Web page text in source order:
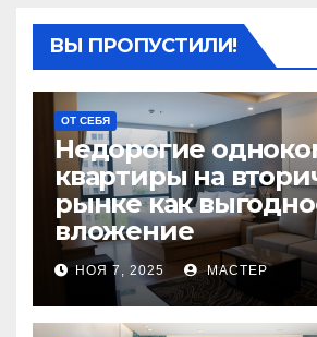
ВЫ ПРОПУСТИЛИ!
ОТ СЕБЯ
Недорогие
квартиры на
рынке как
вложение
НОЯ 7, 2025 МАСТЕР